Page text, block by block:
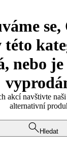
této
nebo
akcí navštivte
alternativní
Hledat